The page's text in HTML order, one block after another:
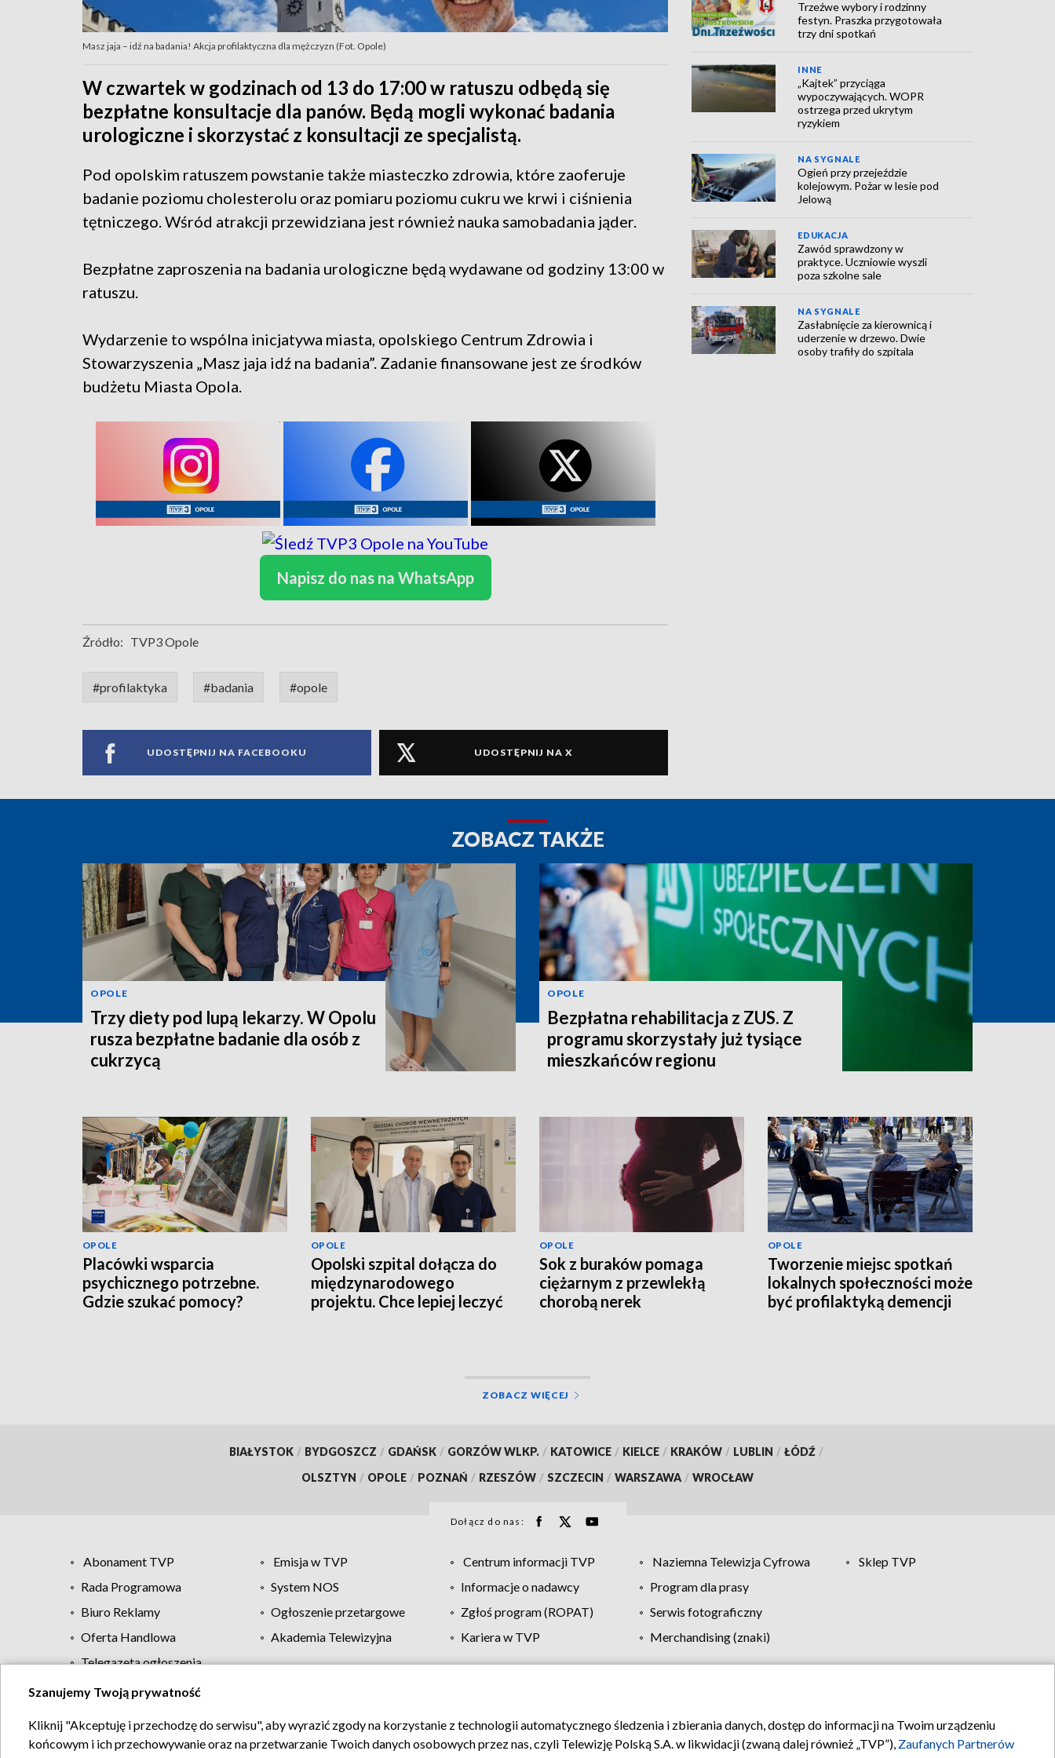
Masz jaja – idź na badania! Akcja profilaktyczna dla mężczyzn (Fot. Opole)
W czwartek w godzinach od 13 do 17:00 w ratuszu odbędą się
bezpłatne konsultacje dla panów. Będą mogli wykonać badania
urologiczne i skorzystać z konsultacji ze specjalistą.
Pod opolskim ratuszem powstanie także miasteczko zdrowia, które zaoferuje
badanie poziomu cholesterolu oraz pomiaru poziomu cukru we krwi i ciśnienia
tętniczego. Wśród atrakcji przewidziana jest również nauka samobadania jąder.
Bezpłatne zaproszenia na badania urologiczne będą wydawane od godziny 13:00 w
ratuszu.
Wydarzenie to wspólna inicjatywa miasta, opolskiego Centrum Zdrowia i
Stowarzyszenia „Masz jaja idź na badania”. Zadanie finansowane jest ze środków
budżetu Miasta Opola.
Napisz do nas na WhatsApp
Źródło: TVP3 Opole
#profilaktyka #badania #opole
UDOSTĘPNIJ NA FACEBOOKU UDOSTĘPNIJ NA X
Trzeźwe wybory i rodzinny
festyn. Praszka przygotowała
trzy dni spotkań
INNE
„Kajtek” przyciąga
wypoczywających. WOPR
ostrzega przed ukrytym
ryzykiem
NA SYGNALE
Ogień przy przejeździe
kolejowym. Pożar w lesie pod
Jelową
EDUKACJA
Zawód sprawdzony w
praktyce. Uczniowie wyszli
poza szkolne sale
NA SYGNALE
Zasłabnięcie za kierownicą i
uderzenie w drzewo. Dwie
osoby trafiły do szpitala
ZOBACZ TAKŻE
OPOLE
Trzy diety pod lupą lekarzy. W Opolu
rusza bezpłatne badanie dla osób z
cukrzycą
OPOLE
Bezpłatna rehabilitacja z ZUS. Z
programu skorzystały już tysiące
mieszkańców regionu
OPOLE
Placówki wsparcia
psychicznego potrzebne.
Gdzie szukać pomocy?
OPOLE
Opolski szpital dołącza do
międzynarodowego
projektu. Chce lepiej leczyć
OPOLE
Sok z buraków pomaga
ciężarnym z przewlekłą
chorobą nerek
OPOLE
Tworzenie miejsc spotkań
lokalnych społeczności może
być profilaktyką demencji
ZOBACZ WIĘCEJ
BIAŁYSTOK / BYDGOSZCZ / GDAŃSK / GORZÓW WLKP. / KATOWICE / KIELCE / KRAKÓW / LUBLIN / ŁÓDŹ /
OLSZTYN / OPOLE / POZNAŃ / RZESZÓW / SZCZECIN / WARSZAWA / WROCŁAW
Dołącz do nas:
Abonament TVP Emisja w TVP Centrum informacji TVP Naziemna Telewizja Cyfrowa
Sklep TVP
Rada Programowa
System NOS Informacje o nadawcy
Program dla prasy
Biuro Reklamy
Ogłoszenie przetargowe Zgłoś program (ROPAT)
Serwis fotograficzny
Oferta Handlowa
Akademia Telewizyjna Kariera w TVP
Merchandising (znaki)
Telegazeta ogłoszenia
Regulamin TVP Polityka prywatności Moje zgody Pomoc Biuro reklamy Kontakt
Szanujemy Twoją prywatność
Kliknij "Akceptuję i przechodzę do serwisu", aby wyrazić zgody na korzystanie z technologii automatycznego śledzenia i zbierania danych, dostęp do informacji na Twoim urządzeniu
końcowym i ich przechowywanie oraz na przetwarzanie Twoich danych osobowych przez nas, czyli Telewizję Polską S.A. w likwidacji (zwaną dalej również „TVP”), Zaufanych Partnerów